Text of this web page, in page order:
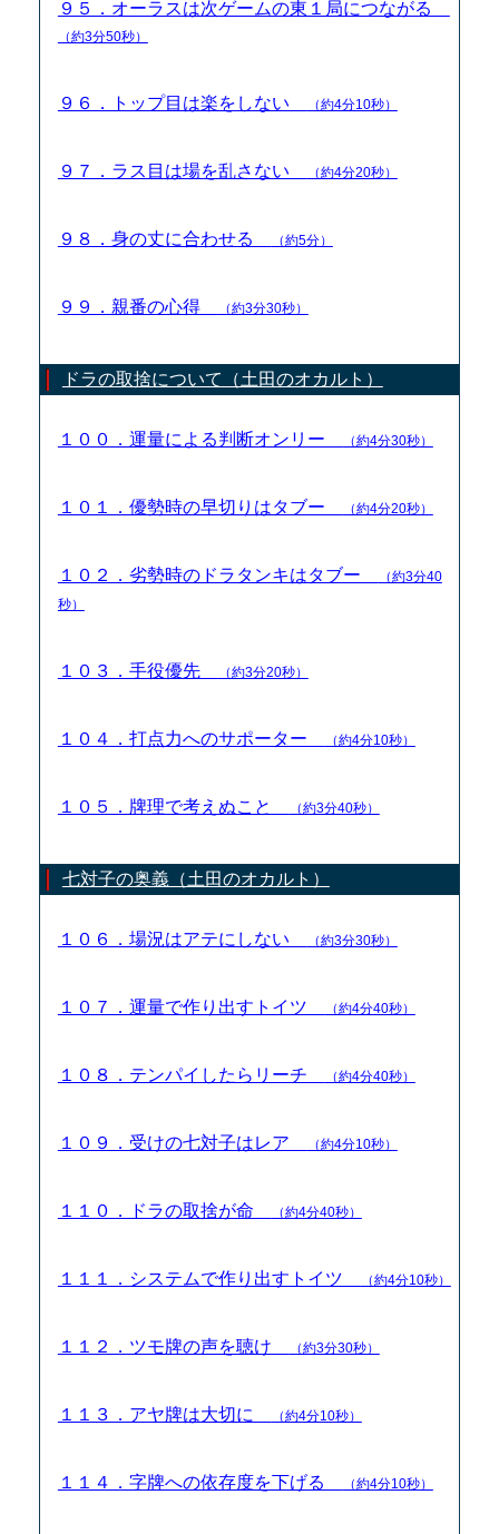
９５．オーラスは次ゲームの東１局につながる
（約3分50秒）
９６．トップ目は楽をしない （約4分10秒）
９７．ラス目は場を乱さない （約4分20秒）
９８．身の丈に合わせる （約5分）
９９．親番の心得 （約3分30秒）
ドラの取捨について（土田のオカルト）
１００．運量による判断オンリー （約4分30秒）
１０１．優勢時の早切りはタブー （約4分20秒）
１０２．劣勢時のドラタンキはタブー
（約3分40
秒）
１０３．手役優先 （約3分20秒）
１０４．打点力へのサポーター （約4分10秒）
１０５．牌理で考えぬこと （約3分40秒）
七対子の奥義（土田のオカルト）
１０６．場況はアテにしない （約3分30秒）
１０７．運量で作り出すトイツ （約4分40秒）
１０８．テンパイしたらリーチ （約4分40秒）
１０９．受けの七対子はレア （約4分10秒）
１１０．ドラの取捨が命 （約4分40秒）
１１１．システムで作り出すトイツ （約4分10秒）
１１２．ツモ牌の声を聴け （約3分30秒）
１１３．アヤ牌は大切に （約4分10秒）
１１４．字牌への依存度を下げる （約4分10秒）